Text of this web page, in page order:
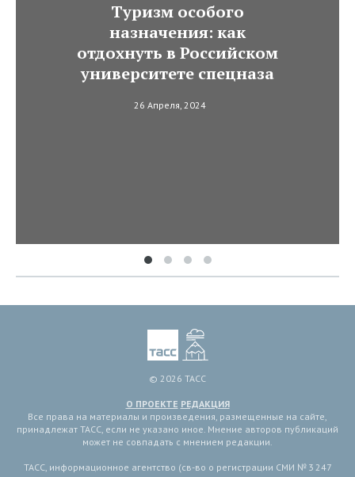
Туризм особого
назначения: как
отдохнуть в Российском
университете спецназа
26 Апреля, 2024
© 2026 ТАСС
О ПРОЕКТЕ РЕДАКЦИЯ
Все права на материалы и произведения, размещенные на сайте,
принадлежат ТАСС, если не указано иное. Мнение авторов публикаций
может не совпадать с мнением редакции.
ТАСС, информационное агентство (св-во о регистрации СМИ № 3 247